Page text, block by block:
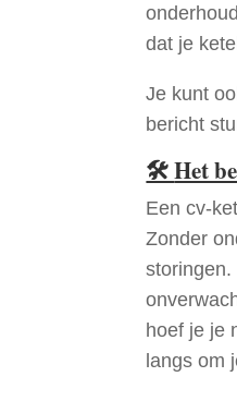
dat je
Je kunt
bericht
🛠Het
Een cv-
Zonder
hoef je je
langs om